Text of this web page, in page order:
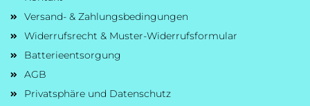
Versand- & Zahlungsbedingungen
Widerrufsrecht & Muster-Widerrufsformular
Batterieentsorgung
AGB
Privatsphäre und Datenschutz